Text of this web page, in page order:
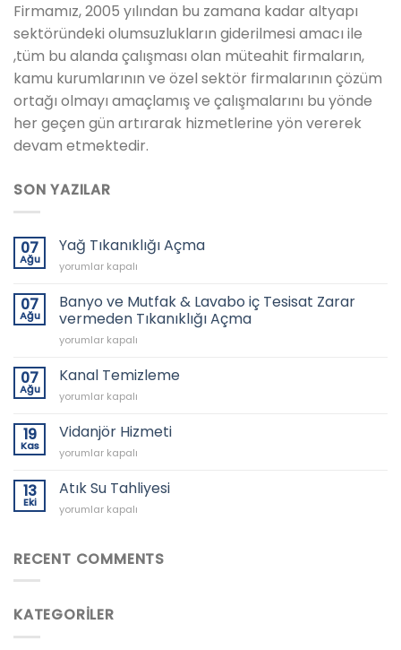
Firmamız, 2005 yılından bu zamana kadar altyapı
sektöründeki olumsuzlukların giderilmesi amacı ile
,tüm bu alanda çalışması olan müteahit firmaların,
kamu kurumlarının ve özel sektör firmalarının çözüm
ortağı olmayı amaçlamış ve çalışmalarını bu yönde
her geçen gün artırarak hizmetlerine yön vererek
devam etmektedir.
SON YAZILAR
07
Ağu
Yağ Tıkanıklığı Açma
Yağ
Açma
yorumlar kapalı
07
Ağu
Banyo ve Mutfak & Lavabo iç Tesisat Zarar
vermeden Tıkanıklığı Açma
Banyo
Mutfak
Lavabo
Tesisat
vermeden
Açma
için
yorumlar kapalı
07
Ağu
Kanal Temizleme
Kanal
için
yorumlar kapalı
19
Kas
Vidanjör Hizmeti
Vidanjör
için
yorumlar kapalı
13
Eki
Atık Su Tahliyesi
Atık
için
yorumlar kapalı
RECENT COMMENTS
KATEGORILER